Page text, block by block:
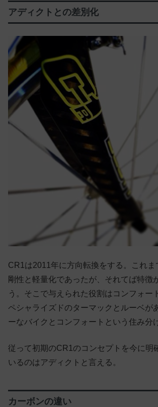
アディクトとの差別化
CR1は2011年に方向転換をする。これま
剛性と軽量化であったが、それてば特徴
う。そこで与えられた役割はコンフォー
ペシャライズドのターマックとルーベが
ーなバイクとコンフォートという住み分
従って初期のCR1のコンセプトを今に明
いるのはアディクトと言える。
カーボンの違い